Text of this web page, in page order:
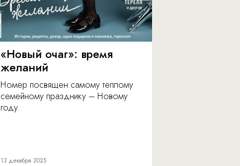
«Новый очаг»: время
желаний
Номер посвящен самому теплому
семейному празднику – Новому
году.
13 декабря 2025